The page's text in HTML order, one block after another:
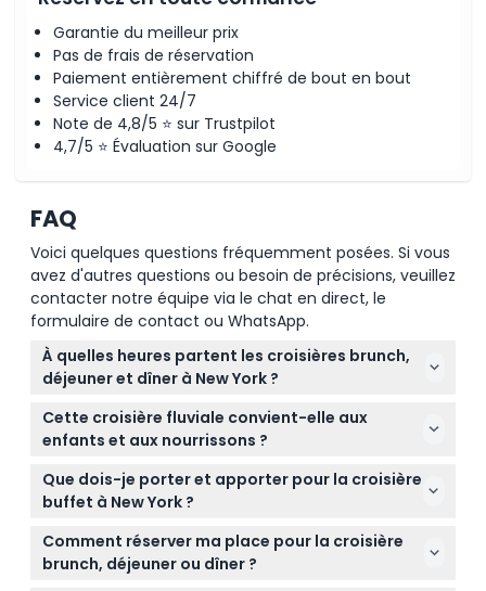
Code vestimentaire
Conditions
Garantie du meilleur prix
Pas de frais de réservation
Paiement entièrement chiffré de bout en bout
Service client 24/7
Note de 4,8/5 ⭐ sur Trustpilot
4,7/5 ⭐ Évaluation sur Google
FAQ
Voici quelques questions fréquemment posées. Si vous
avez d'autres questions ou besoin de précisions, veuillez
contacter notre équipe via le chat en direct, le
formulaire de contact ou WhatsApp.
À quelles heures partent les croisières brunch,
déjeuner et dîner à New York ?
Les croisières brunch et déjeuner embarquent à
11h30 et naviguent de 12h00 à 14h00. Les croisières
(croisière de 19h00 à 21h30) et à 17h30 le dimanche
(croisière de 18h00 à 20h30). Les horaires
votre bon pour les détails exacts (sous réserve de
changement – merci de confirmer au moment de
Cette croisière fluviale convient-elle aux
enfants et aux nourrissons ?
Oui, les nourrissons et enfants doivent être inclus
dans le nombre de passagers. Les enfants de 0 à 3
ans doivent être accompagnés d'un adulte payant.
Toute personne de 13 ans et plus est facturée au
Que dois-je porter et apporter pour la croisière
buffet à New York ?
Une tenue décontractée comme un beau jean,
une robe ou une chemise à boutons est parfaite.
Pour la sécurité et le confort, des chaussures plates
Comment réserver ma place pour la croisière
brunch, déjeuner ou dîner ?